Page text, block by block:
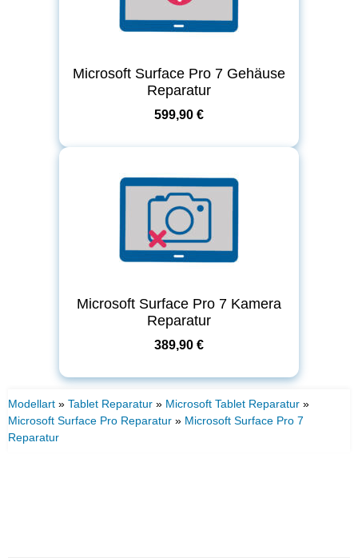
Microsoft Surface Pro 7 Gehäuse
Reparatur
599,90 €
Microsoft Surface Pro 7 Kamera
Reparatur
389,90 €
Modellart » Tablet Reparatur » Microsoft Tablet Reparatur »
Microsoft Surface Pro Reparatur » Microsoft Surface Pro 7
Reparatur